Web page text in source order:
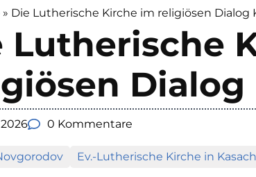
» Die Lutherische Kirche im religiösen Dialog
Lutherische
Dialog
2026 0 Kommentare
Ev.-Lutherische Kirche in